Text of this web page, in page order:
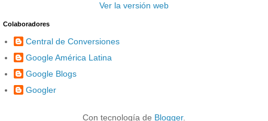
Ver la versión web
Colaboradores
Central de Conversiones
Google América Latina
Google Blogs
Googler
Con tecnología de Blogger.